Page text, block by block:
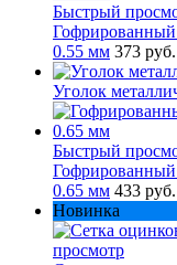
Быстрый
0.55 мм 373 руб.
Уголок
Быстрый
0.65 мм 433 руб.
Новинка
просмотр